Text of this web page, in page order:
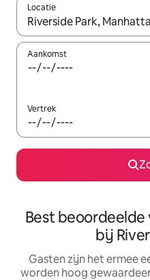
Locatie
Wanneer er suggesties
Aankomst
Vertrek
Best
bij
Gasten zijn het ermee
worden hoog